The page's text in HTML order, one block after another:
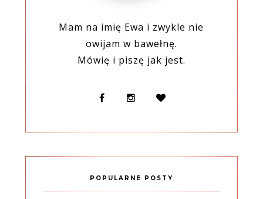
Mam na imię Ewa i zwykle nie
owijam w bawełnę.
Mówię i piszę jak jest.
POPULARNE POSTY